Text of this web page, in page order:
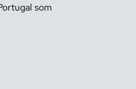
som